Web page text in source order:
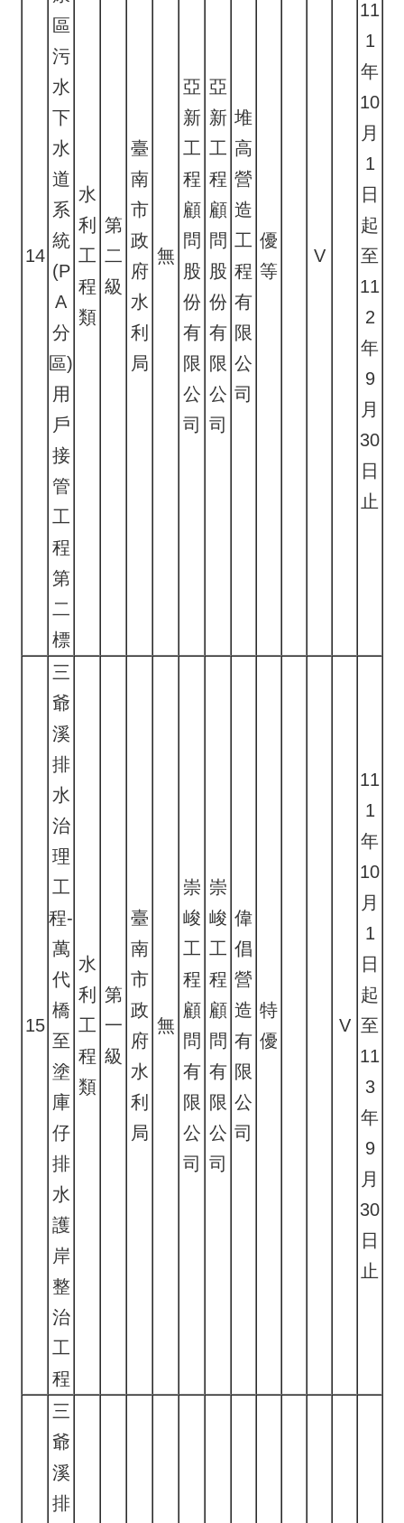
14
區
污
水
下
水
道
系
統
(P
A
分
區)
用
戶
接
管
工
程
第
二
標
水
利
工
程
類
第
二
級
臺
南
市
政
府
水
利
局
無
亞
新
工
程
顧
問
股
份
有
限
公
司
亞
新
工
程
顧
問
股
份
有
限
公
司
堆
高
營
造
工
程
有
限
公
司
優
等
V
11
1
年
10
月
1
日
起
至
11
2
年
9
月
30
日
止
15
三
爺
溪
排
水
治
理
工
程-
萬
代
橋
至
塗
庫
仔
排
水
護
岸
整
治
工
程
水
利
工
程
類
第
一
級
臺
南
市
政
府
水
利
局
無
崇
峻
工
程
顧
問
有
限
公
司
崇
峻
工
程
顧
問
有
限
公
司
偉
倡
營
造
有
限
公
司
特
優
V
11
1
年
10
月
1
日
起
至
11
3
年
9
月
30
日
止
三
爺
溪
排